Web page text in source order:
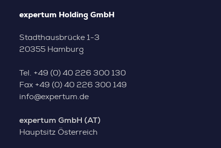
expertum Holding GmbH
Stadthausbrücke 1-3
20355 Hamburg
Tel. +49 (0) 40 226 300 130
Fax +49 (0) 40 226 300 149
info@expertum.de
expertum GmbH (AT)
Hauptsitz Österreich